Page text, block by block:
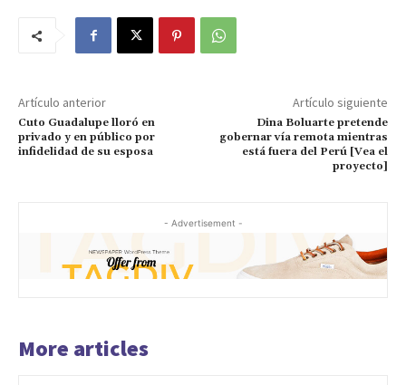
Artículo anterior
Cuto Guadalupe lloró en
privado y en público por
infidelidad de su esposa
Artículo siguiente
Dina Boluarte pretende
gobernar vía remota mientras
está fuera del Perú [Vea el
proyecto]
- Advertisement -
More articles